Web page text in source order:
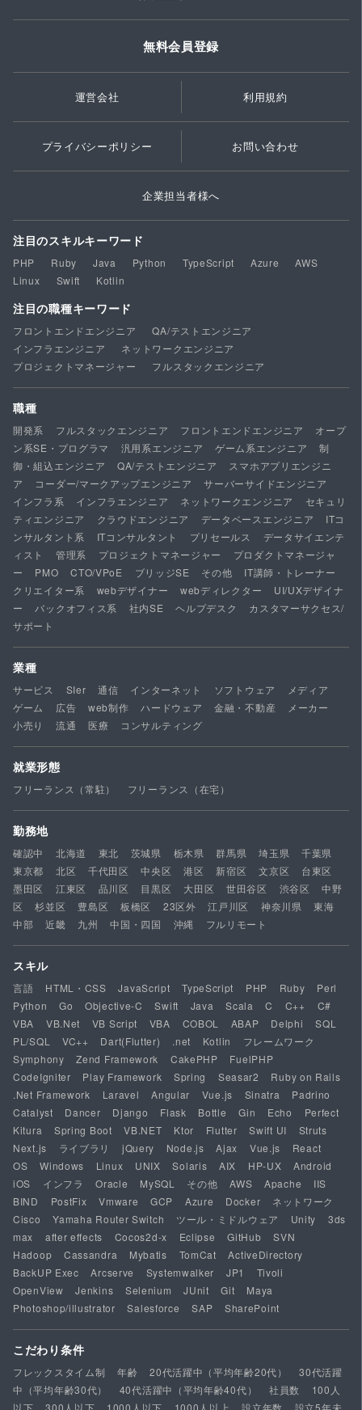
無料会員登録
運営会社 利用規約
プライバシーポリシー お問い合わせ
企業担当者様へ
注目のスキルキーワード
PHP Ruby Java Python TypeScript Azure
AWS
Linux
Swift Kotlin
注目の職種キーワード
フロントエンドエンジニア
QA/テストエンジニア
インフラエンジニア
ネットワークエンジニア
プロジェクトマネージャー
フルスタックエンジニア
職種
開発系 フルスタックエンジニア フロントエンドエンジニア
オープ
ン系SE・プログラマ
汎用系エンジニア ゲーム系エンジニア
制
御・組込エンジニア
QA/テストエンジニア
スマホアプリエンジニ
ア
コーダー/マークアップエンジニア
サーバーサイドエンジニア
インフラ系
インフラエンジニア ネットワークエンジニア
セキュリ
ティエンジニア
クラウドエンジニア データベースエンジニア
ITコ
ンサルタント系
ITコンサルタント プリセールス
データサイエンテ
ィスト
管理系 プロジェクトマネージャー
プロダクトマネージャ
ー
PMO CTO/VPoE ブリッジSE その他
IT講師・トレーナー
クリエイター系
webデザイナー webディレクター
UI/UXデザイナ
ー
バックオフィス系 社内SE ヘルプデスク
カスタマーサクセス/
サポート
業種
サービス SIer 通信 インターネット ソフトウェア
メディア
ゲーム
広告 web制作 ハードウェア 金融・不動産
メーカー
小売り
流通 医療 コンサルティング
就業形態
フリーランス（常駐） フリーランス（在宅）
勤務地
確認中 北海道 東北 茨城県 栃木県 群馬県 埼玉県
千葉県
東京都
北区 千代田区 中央区 港区 新宿区 文京区
台東区
墨田区
江東区 品川区 目黒区 大田区 世田谷区 渋谷区
中野
区
杉並区 豊島区 板橋区 23区外 江戸川区 神奈川県
東海
中部
近畿 九州 中国・四国 沖縄 フルリモート
スキル
言語 HTML・CSS JavaScript TypeScript PHP Ruby
Perl
Python
Go Objective-C Swift Java Scala C C++
C#
VBA
VB.Net VB Script VBA COBOL ABAP Delphi
SQL
PL/SQL
VC++ Dart(Flutter) .net Kotlin
フレームワーク
Symphony
Zend Framework CakePHP
FuelPHP
CodeIgniter
Play Framework Spring Seasar2
Ruby on Rails
.Net Framework
Laravel Angular Vue.js Sinatra
Padrino
Catalyst
Dancer Django Flask Bottle Gin Echo
Perfect
Kitura
Spring Boot VB.NET Ktor Flutter Swift UI
Struts
Next.js
ライブラリ jQuery Node.js Ajax Vue.js
React
OS
Windows Linux UNIX Solaris AIX HP-UX
Android
iOS
インフラ Oracle MySQL その他 AWS Apache
IIS
BIND
PostFix Vmware GCP Azure Docker
ネットワーク
Cisco
Yamaha Router Switch ツール・ミドルウェア Unity
3ds
max
after effects Cocos2d-x Eclipse GitHub
SVN
Hadoop
Cassandra Mybatis TomCat
ActiveDirectory
BackUP Exec
Arcserve Systemwalker JP1
Tivoli
OpenView
Jenkins Selenium JUnit Git
Maya
Photoshop/illustrator
Salesforce SAP SharePoint
こだわり条件
フレックスタイム制 年齢 20代活躍中（平均年齢20代）
30代活躍
中（平均年齢30代）
40代活躍中（平均年齢40代） 社員数
100人